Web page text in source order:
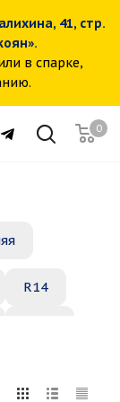
41, стр.
в спарке,
0
R14